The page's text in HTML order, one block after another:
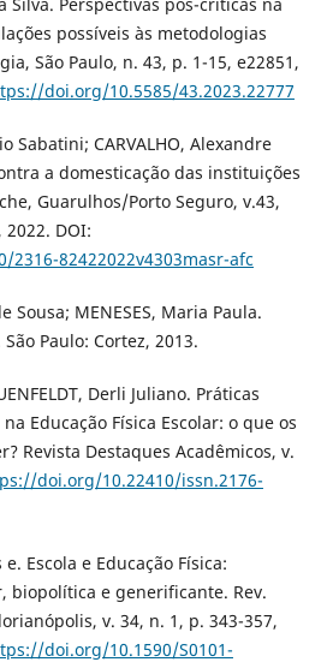
Silva. Perspectivas pós-críticas na
possíveis às metodologias
São Paulo, n. 43, p. 1-15, e22851,
doi.org/10.5585/43.2023.22777
Sabatini; CARVALHO, Alexandre
a domesticação das instituições
Guarulhos/Porto Seguro, v.43,
DOI:
82422022v4303masr-afc
Sousa; MENESES, Maria Paula.
Paulo: Cortez, 2013.
Derli Juliano. Práticas
Educação Física Escolar: o que os
Revista Destaques Acadêmicos, v.
doi.org/10.22410/issn.2176-
Escola e Educação Física:
biopolítica e generificante. Rev.
v. 34, n. 1, p. 343-357,
doi.org/10.1590/S0101-